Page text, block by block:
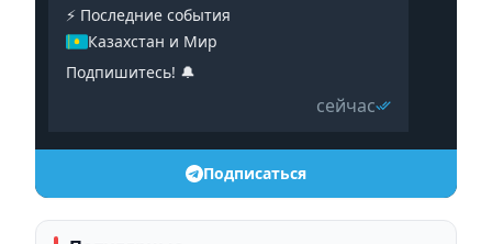
⚡️ Последние события
Казахстан и Мир
Подпишитесь! 🔔
сейчас
Подписаться